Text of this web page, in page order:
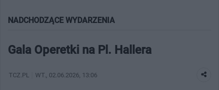
NADCHODZĄCE WYDARZENIA
Gala Operetki na Pl. Hallera
TCZ.PL WT. , 02.06.2026, 13:06